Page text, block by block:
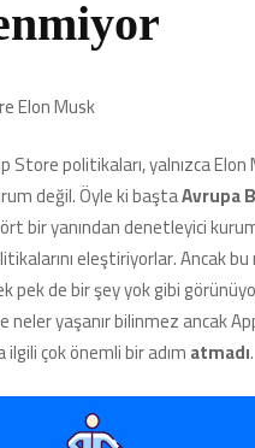
Store politikaları, yalnızca Elon
değil. Öyle ki baştaAvrupa
bir yanından denetleyici
eleştiriyorlar. Ancak
pek de bir şey yok gibi
neler yaşanır bilinmez ancak
çok önemli bir adımatmadı.